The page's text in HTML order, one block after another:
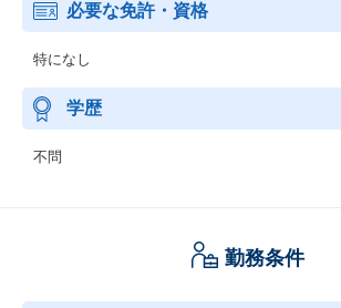
必要な免許・資格
特になし
学歴
不問
勤務条件